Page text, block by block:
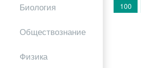
Биология
Обществознание
Физика
100